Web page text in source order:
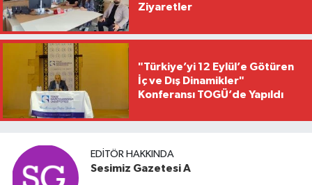
Ziyaretler
"Türkiye’yi 12 Eylül’e Götüren
İç ve Dış Dinamikler"
Konferansı TOGÜ’de Yapıldı
EDITÖR HAKKINDA
Sesimiz Gazetesi A